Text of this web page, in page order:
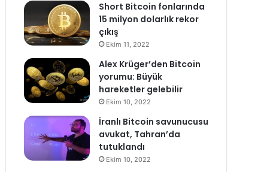
Short Bitcoin fonlarında
15 milyon dolarlık rekor
çıkış
Ekim 11, 2022
Alex Krüger’den Bitcoin
yorumu: Büyük
hareketler gelebilir
Ekim 10, 2022
İranlı Bitcoin savunucusu
avukat, Tahran’da
tutuklandı
Ekim 10, 2022